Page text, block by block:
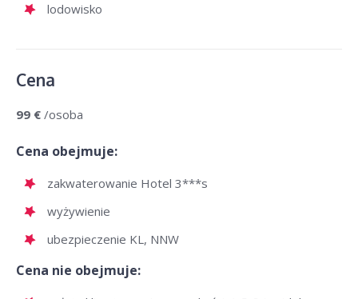
lodowisko
Cena
99 € /osoba
Cena obejmuje:
zakwaterowanie Hotel 3***s
wyżywienie
ubezpieczenie KL, NNW
Cena nie obejmuje: